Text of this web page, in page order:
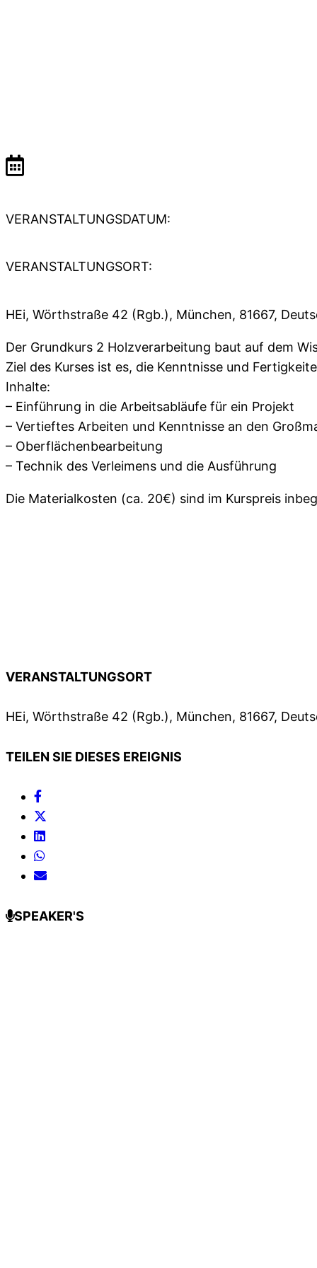
VERANSTALTUNGSDATUM:
VERANSTALTUNGSORT:
HEi, Wörthstraße 42 (Rgb.), München, 81667,
Der Grundkurs 2 Holzverarbeitung baut auf dem
Ziel des Kurses ist es, die Kenntnisse und
Inhalte:
– Einführung in die Arbeitsabläufe für ein Projekt
– Vertieftes Arbeiten und Kenntnisse an den
– Oberflächenbearbeitung
– Technik des Verleimens und die Ausführung
Die Materialkosten (ca. 20€) sind im Kurspreis
VERANSTALTUNGSORT
HEi, Wörthstraße 42 (Rgb.), München, 81667,
TEILEN SIE DIESES EREIGNIS
SPEAKER'S